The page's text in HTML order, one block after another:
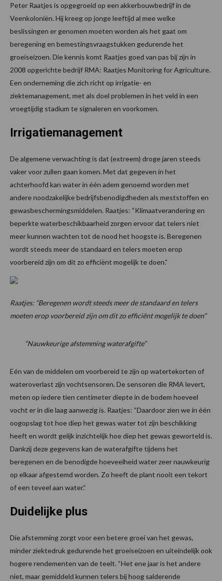
Peter Raatjes is opgegroeid op een akkerbouwbedrijf in de
Veenkoloniën. Hij kreeg op jonge leeftijd al mee welke
beslissingen er genomen moeten worden als het gaat om
beregening en bemestingsvraagstukken gedurende het
groeiseizoen. Die kennis komt Raatjes goed van pas bij zijn in
2008 opgerichte bedrijf RMA: Raatjes Monitoring for Agriculture.
Een onderneming die zich richt op irrigatie- en
ziektemanagement, met als doel problemen in het veld in een
vroegtijdig stadium te signaleren en voorkomen.
Irrigatiemanagement
De algemene verwachting is dat (extreem) droge jaren steeds
vaker voor zullen gaan komen. Met dat gegeven in het
achterhoofd kan water in één adem genoemd worden met
andere noodzakelijke bedrijfsbenodigdheden als meststoffen en
gewasbeschermingsmiddelen. Raatjes: “Klimaatverandering en
beperkte waterbeschikbaarheid zorgen ervoor dat telers niet
meer kunnen wachten tot de nood het hoogste is. Beregenen
wordt steeds meer de standaard en telers moeten erop
voorbereid zijn om dit zo efficiënt mogelijk te doen.”
Raatjes: “Beregenen wordt steeds meer de standaard en telers
moeten erop voorbereid zijn om dit zo efficiënt mogelijk te doen”
“Nauwkeurige afstemming waterafgifte”
Eén van de middelen om voorbereid te zijn op watertekorten of
wateroverlast zijn vochtsensoren. De sensoren die RMA levert,
meten op iedere tien centimeter diepte in de bodem hoeveel
vocht er in die laag aanwezig is. Raatjes: “Daardoor zien we in één
oogopslag tot hoe diep het gewas water tot zijn beschikking
heeft en wordt gelijk inzichtelijk hoe diep het gewas geworteld is.
Dankzij deze gegevens kan de waterafgifte tijdens het
beregenen en de benodigde hoeveelheid water zeer nauwkeurig
op elkaar afgestemd worden. Zo heeft de plant nooit een tekort
of een teveel aan water.”
Duidelijke plus
Die afstemming zorgt voor een betere groei van het gewas,
minder ziektedruk gedurende het groeiseizoen en uiteindelijk ook
hogere rendementen van de teelt. “Het ene jaar is het andere
niet, maar gemiddeld kunnen telers bij hoog salderende